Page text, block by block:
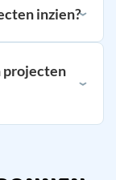
inzien?
projecten